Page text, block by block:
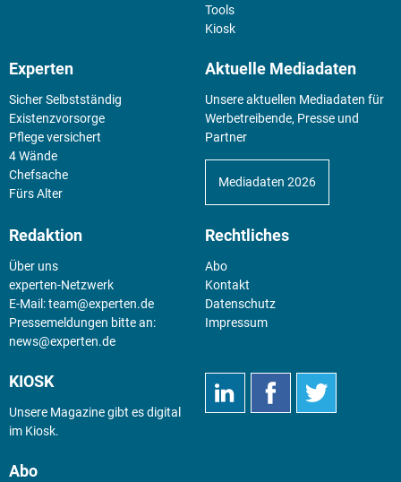
Tools
Kiosk
Experten
Sicher Selbstständig
Existenz­vorsorge
Pflege versichert
4 Wände
Chefsache
Fürs Alter
Aktuelle Mediadaten
Unsere aktuellen Mediadaten für
Werbetreibende, Presse und
Partner
Mediadaten 2026
Redaktion
Über uns
experten-Netzwerk
E-Mail:team@experten.de
Pressemeldungen bitte an:
news@experten.de
Rechtliches
Abo
Kontakt
Datenschutz
Impressum
KIOSK
Unsere Magazine gibt es digital
im Kiosk.
Abo